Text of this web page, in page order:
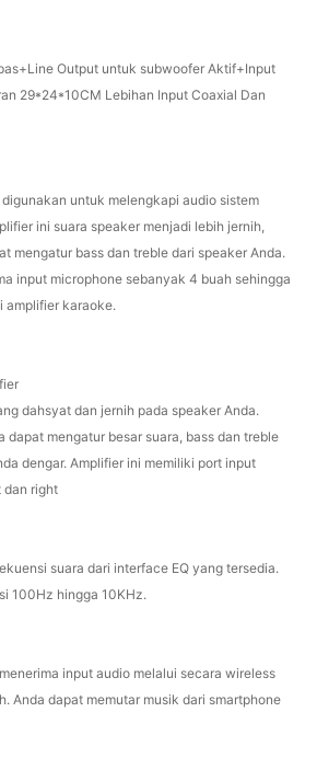
Output untuk subwoofer Aktif+Input
29*24*10CM Lebihan Input Coaxial Dan
untuk melengkapi audio sistem
ini suara speaker menjadi lebih jernih,
mengatur bass dan treble dari speaker Anda.
input microphone sebanyak 4 buah sehingga
amplifier karaoke.
dahsyat dan jernih pada speaker Anda.
dapat mengatur besar suara, bass dan treble
dengar. Amplifier ini memiliki port input
dan right
suara dari interface EQ yang tersedia.
100Hz hingga 10KHz.
input audio melalui secara wireless
Anda dapat memutar musik dari smartphone